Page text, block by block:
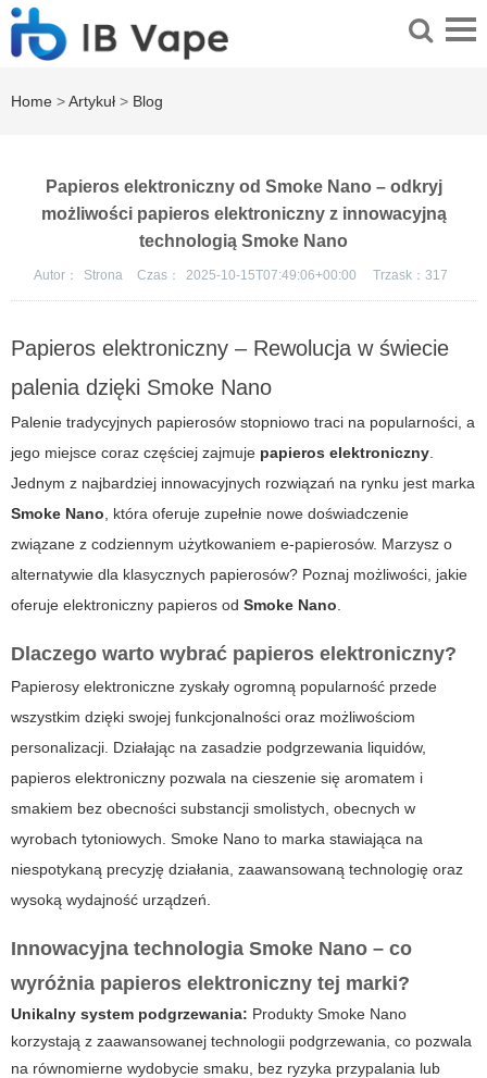
Home >Artykuł > Blog
Papieros elektroniczny od Smoke Nano – odkryj
możliwości papieros elektroniczny z innowacyjną
technologią Smoke Nano
Autor： Strona Czas： 2025-10-15T07:49:06+00:00 Trzask： 317
Papieros elektroniczny – Rewolucja w świecie
palenia dzięki Smoke Nano
Palenie tradycyjnych papierosów stopniowo traci na popularności, a
jego miejsce coraz częściej zajmuje papieros elektroniczny.
Jednym z najbardziej innowacyjnych rozwiązań na rynku jest marka
Smoke Nano, która oferuje zupełnie nowe doświadczenie
związane z codziennym użytkowaniem e-papierosów. Marzysz o
alternatywie dla klasycznych papierosów? Poznaj możliwości, jakie
oferuje elektroniczny papieros od Smoke Nano.
Dlaczego warto wybrać papieros elektroniczny?
Papierosy elektroniczne zyskały ogromną popularność przede
wszystkim dzięki swojej funkcjonalności oraz możliwościom
personalizacji. Działając na zasadzie podgrzewania liquidów,
papieros elektroniczny pozwala na cieszenie się aromatem i
smakiem bez obecności substancji smolistych, obecnych w
wyrobach tytoniowych. Smoke Nano to marka stawiająca na
niespotykaną precyzję działania, zaawansowaną technologię oraz
wysoką wydajność urządzeń.
Innowacyjna technologia Smoke Nano – co
wyróżnia papieros elektroniczny tej marki?
Unikalny system podgrzewania: Produkty Smoke Nano
korzystają z zaawansowanej technologii podgrzewania, co pozwala
na równomierne wydobycie smaku, bez ryzyka przypalania lub